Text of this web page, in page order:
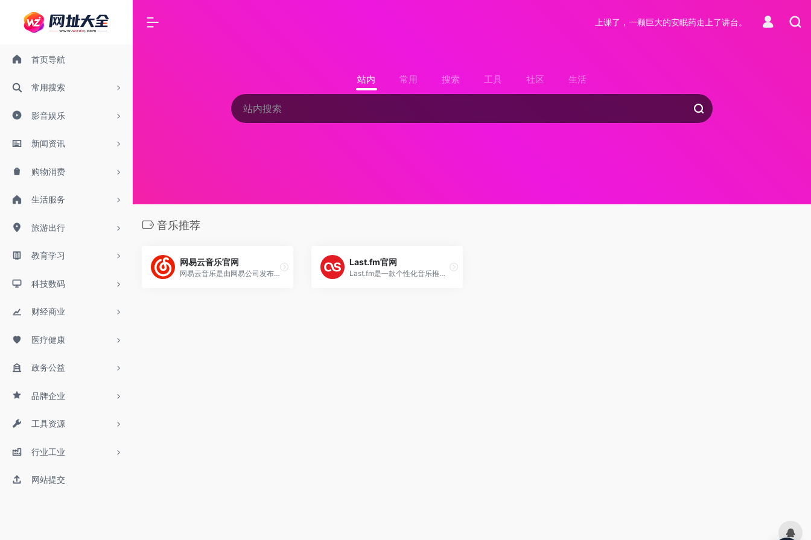
首页导航
常用搜索
影音娱乐
新闻资讯
购物消费
生活服务
旅游出行
教育学习
科技数码
财经商业
医疗健康
政务公益
品牌企业
工具资源
行业工业
网站提交
上课了，一颗巨大的安眠药走上了讲台。
站内 常用 搜索 工具 社区 生活
音乐推荐
网易云音乐官网
网易云音乐是由网易公司发布的一款音乐流媒体平台，提供丰富的音乐库、社交评论功能、个性化推荐以及支持独立音乐人的平台，致力于为用户提供丰富而个性化的音乐体验。
Last.fm官网
Last.fm是一款个性化音乐推荐平台，通过追踪用户音乐历史，智能推荐相似音乐，提供社交互动，为用户打造定制的音乐体验。